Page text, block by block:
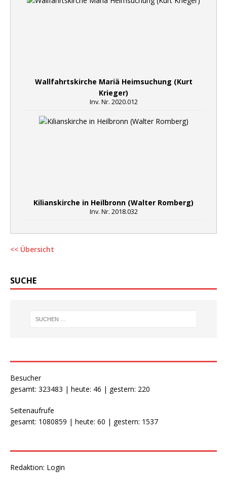
Wallfahrtskirche Mariä Heimsuchung (Kurt
Krieger)
Inv. Nr. 2020.012
Kilianskirche in Heilbronn (Walter Romberg)
Inv. Nr. 2018.032
<< Übersicht
SUCHE
Besucher
gesamt: 323483 | heute: 46 | gestern: 220
Seitenaufrufe
gesamt: 1080859 | heute: 60 | gestern: 1537
Redaktion: Login